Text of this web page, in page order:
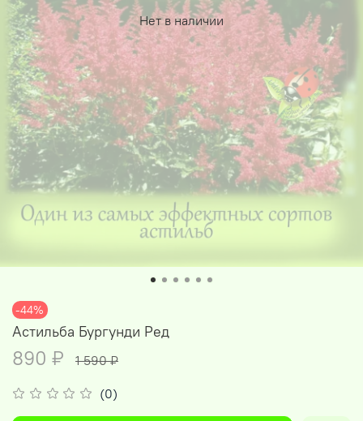
Нет в наличии
-44%
(0)
Астильба Бургунди Ред
890 ₽ 1 590 ₽